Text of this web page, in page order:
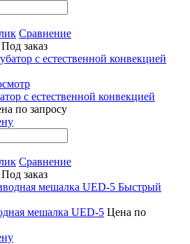
Сравнение
Под заказ
с естественной конвекцией
по запросу
Сравнение
Под заказ
Быстрый
мешалка UED-5 Цена по